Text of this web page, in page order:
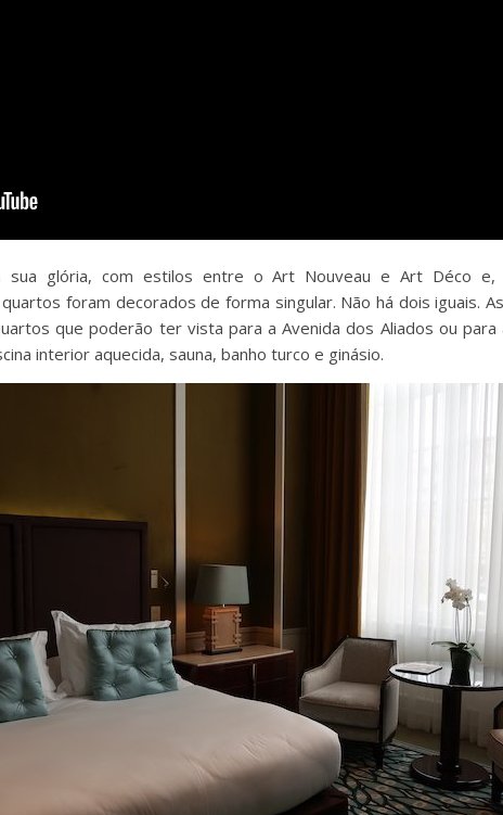
sua glória, com estilos entre o Art Nouveau e Art Déco
foram decorados de forma singular. Não há dois iguais.
que poderão ter vista para a Avenida dos Aliados ou para
interior aquecida, sauna, banho turco e ginásio.